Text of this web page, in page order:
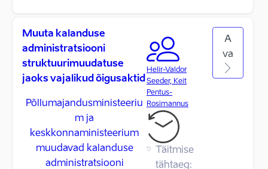
Muuta kalanduse
administratsiooni
struktuurimuudatuse
jaoks vajalikud õigusaktid
Põllumajandusministeeriu
m ja
keskkonnaministeerium
muudavad kalanduse
administratsiooni
Helir-Valdor
Seeder, Keit
Pentus-
Rosimannus
Täitmise
tähtaeg:
A
va